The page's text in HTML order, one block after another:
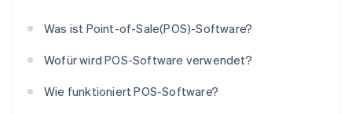
Was ist Point-of-Sale(POS)-Software?
Wofür wird POS-Software verwendet?
Wie funktioniert POS-Software?